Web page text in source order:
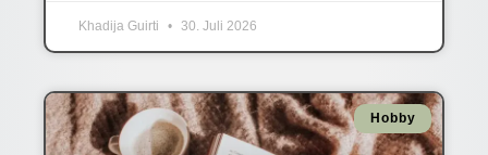
Khadija Guirti 30. Juli 2026
Hobby